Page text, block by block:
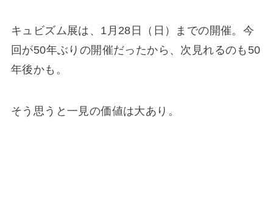
キュビズム展は、1月28日（日）までの開催。今
回が50年ぶりの開催だったから、次見れるのも50
年後かも。
そう思うと一見の価値は大あり。